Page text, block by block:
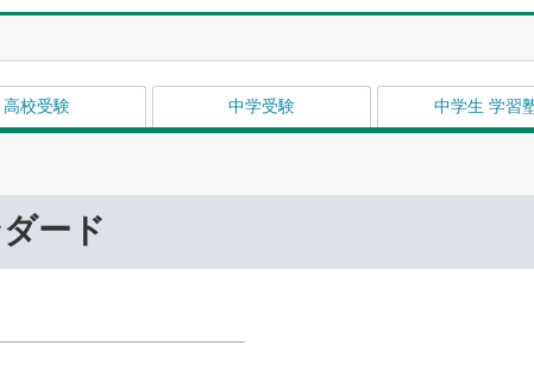
高校受験 中学受験 中学生 学習
ード